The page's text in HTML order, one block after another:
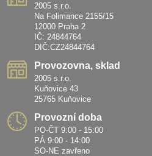
2005 s.r.o.
Na Folimance 2155/15
12000 Praha 2
IČ: 24844764
DIČ:CZ24844764
Provozovna, sklad
2005 s.r.o.
Kuňovice 43
25765 Kuňovice
Provozní doba
PO-ČT 9:00 - 15:00
PÁ 9:00 - 14:00
SO-NE zavřeno